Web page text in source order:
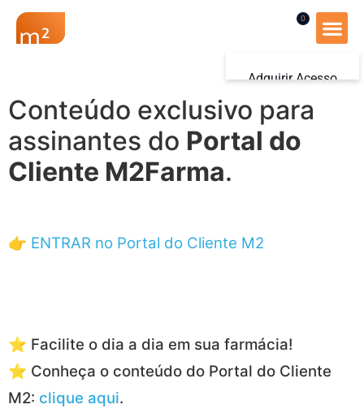
Adquirir Acesso
Iniciar sessão
0
Conteúdo exclusivo para
assinantes do Portal do
Cliente M2Farma.
👉 ENTRAR no Portal do Cliente M2
⭐ Facilite o dia a dia em sua farmácia!
⭐ Conheça o conteúdo do Portal do Cliente
M2: clique aqui.